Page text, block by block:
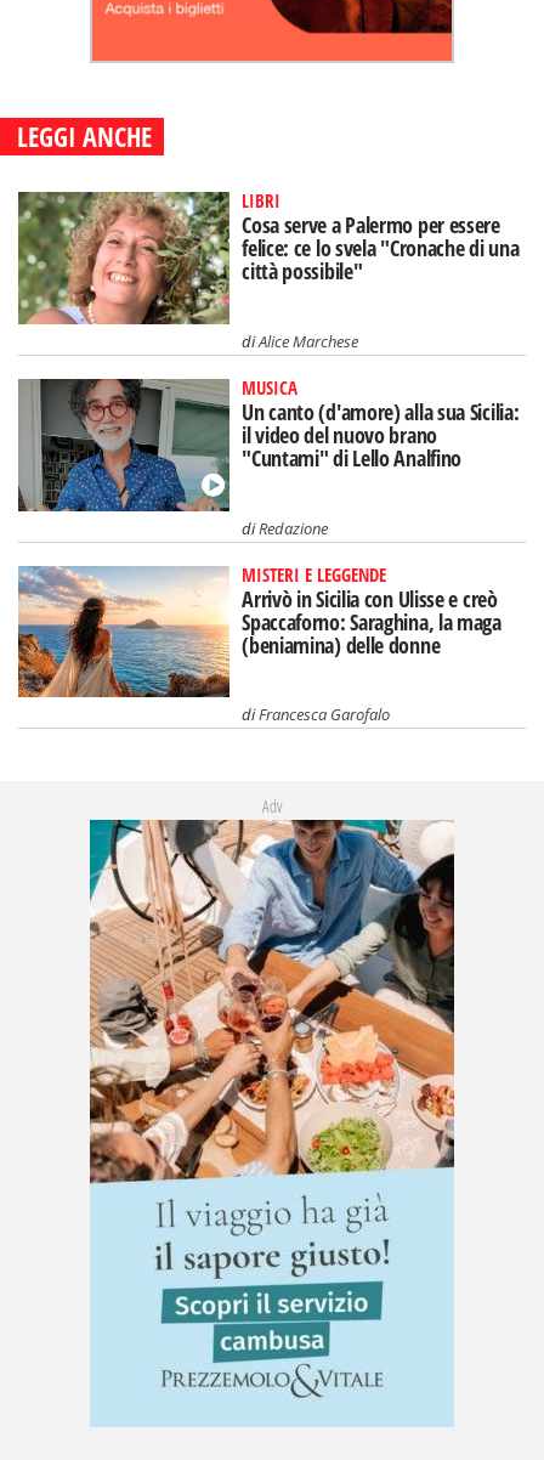
LEGGI ANCHE
LIBRI
Cosa serve a Palermo per essere
felice: ce lo svela "Cronache di una
città possibile"
diAlice Marchese
MUSICA
Un canto (d'amore) alla sua Sicilia:
il video del nuovo brano
"Cuntami" di Lello Analfino
diRedazione
MISTERI E LEGGENDE
Arrivò in Sicilia con Ulisse e creò
Spaccaforno: Saraghina, la maga
(beniamina) delle donne
diFrancesca Garofalo
Adv